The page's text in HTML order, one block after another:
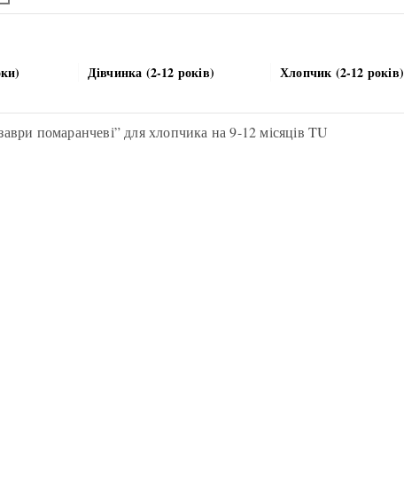
Дівчинка (2-12 років) Хлопчик (2-12 років)
помаранчеві” для хлопчика на 9-12 місяців TU